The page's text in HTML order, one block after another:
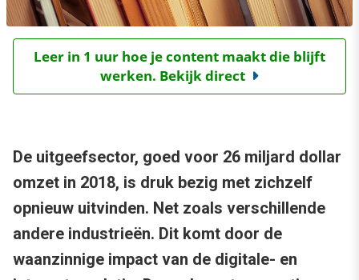
Leer in 1 uur hoe je content maakt die blijft
werken. Bekijk direct
De uitgeefsector, goed voor 26 miljard dollar
omzet in 2018, is druk bezig met zichzelf
opnieuw uitvinden. Net zoals verschillende
andere industrieën. Dit komt door de
waanzinnige impact van de digitale- en